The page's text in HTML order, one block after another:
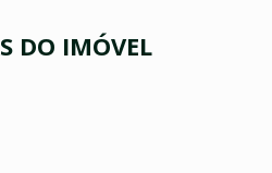
DO IMÓVEL